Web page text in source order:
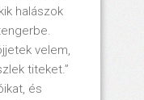
halászok
velem,
titeket.”
és